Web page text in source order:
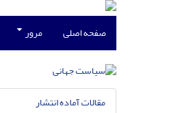
صفحه اصلی مرور
مقالات آماده انتشار